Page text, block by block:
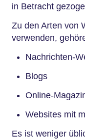
in Betracht
Zu den Arten von
verwenden,
Nachrichten-
Blogs
Online-
Websites mit
Es ist weniger